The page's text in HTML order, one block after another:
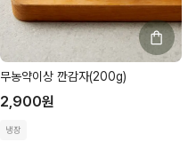
무농약이상 깐감자(200g)
2,900원
냉장